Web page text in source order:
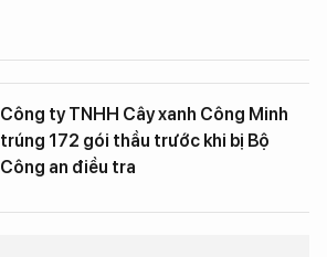
Công ty TNHH Cây xanh Công Minh
trúng 172 gói thầu trước khi bị Bộ
Công an điều tra